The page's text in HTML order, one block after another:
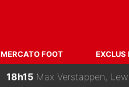
MERCATO FOOT EXCLUS
Medhi Benatia s'est
19h00 Equipe de France :